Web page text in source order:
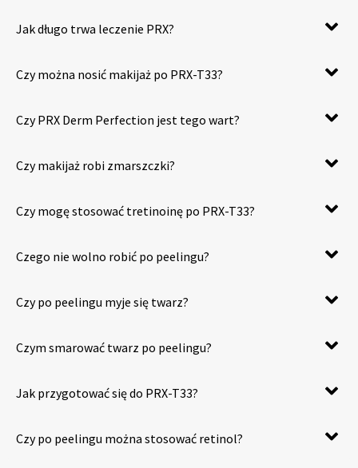
Jak długo trwa leczenie PRX?
Czy można nosić makijaż po PRX-T33?
Czy PRX Derm Perfection jest tego wart?
Czy makijaż robi zmarszczki?
Czy mogę stosować tretinoinę po PRX-T33?
Czego nie wolno robić po peelingu?
Czy po peelingu myje się twarz?
Czym smarować twarz po peelingu?
Jak przygotować się do PRX-T33?
Czy po peelingu można stosować retinol?